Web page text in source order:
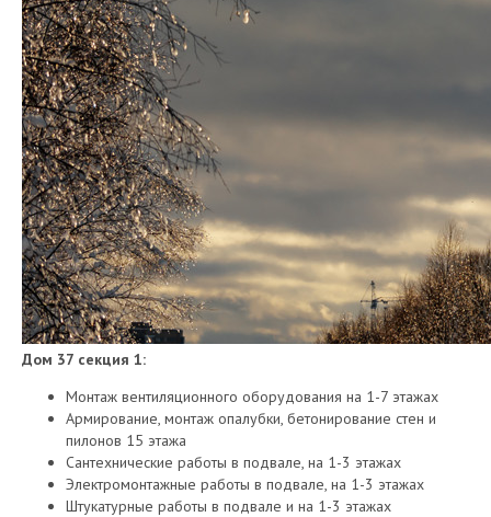
Дом 37 секция 1:
Монтаж вентиляционного оборудования на 1-7 этажах
Армирование, монтаж опалубки, бетонирование стен и
пилонов 15 этажа
Сантехнические работы в подвале, на 1-3 этажах
Электромонтажные работы в подвале, на 1-3 этажах
Штукатурные работы в подвале и на 1-3 этажах